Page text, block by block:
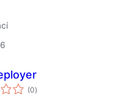
(0celkové
hodnocení
)